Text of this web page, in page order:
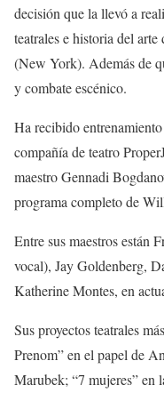
decisión que la llevó a
teatrales e historia del
(New York). Además de
y combate escénico.
Ha recibido
compañía de teatro
maestro Gennadi
programa completo de
Entre sus maestros están
vocal), Jay Goldenberg,
Katherine Montes, en
Sus proyectos teatrales
Prenom” en el papel de
Marubek; “7 mujeres” en